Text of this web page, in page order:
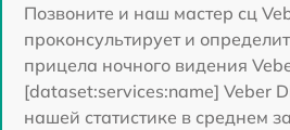
Позвоните и наш мастер сц
проконсультирует и
прицела ночного видения
[dataset:services:name] Veber
нашей статистике в среднем